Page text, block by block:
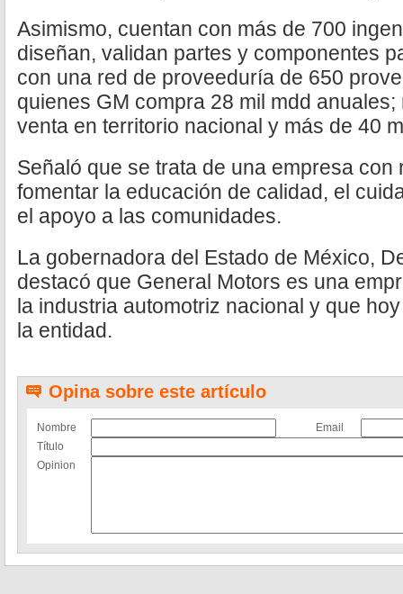
Asimismo, cuentan con más de 700
diseñan, validan partes y componentes
con una red de proveeduría de 650
quienes GM compra 28 mil mdd
venta en territorio nacional y más de 40
Señaló que se trata de una empresa
fomentar la educación de calidad, el
el apoyo a las comunidades.
La gobernadora del Estado de México,
destacó que General Motors es una
la industria automotriz nacional y que
la entidad.
Opina sobre este artículo
Nombre
Email
Título
Opinion